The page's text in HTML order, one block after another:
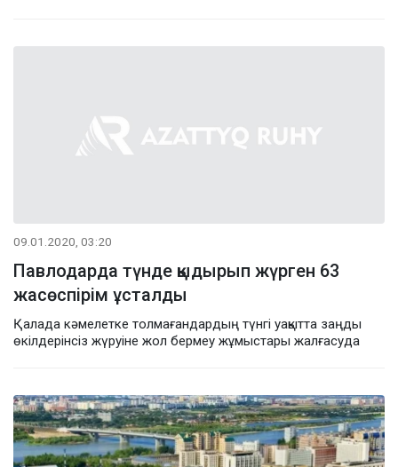
09.01.2020, 03:20
Павлодарда түнде қыдырып жүрген 63
жасөспірім ұсталды
Қалада кәмелетке толмағандардың түнгі уақытта заңды
өкілдерінсіз жүруіне жол бермеу жұмыстары жалғасуда